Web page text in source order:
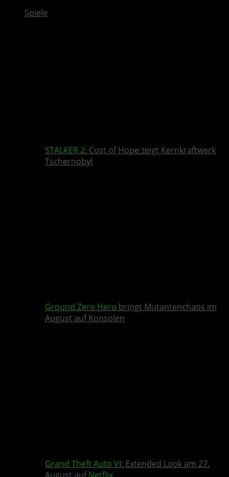
Spiele
STALKER 2: Cost of Hope zeigt Kernkraftwerk
Tschernobyl
Ground Zero Hero bringt Mutantenchaos im
August auf Konsolen
Grand Theft Auto VI: Extended Look am 27.